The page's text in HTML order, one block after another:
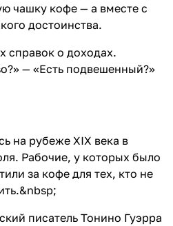
чашку кофе — а вместе с
достоинства.
справок о доходах.
— «Есть подвешенный?»
на рубеже XIX века в
Рабочие, у которых было
за кофе для тех, кто не
писатель Тонино Гуэрра